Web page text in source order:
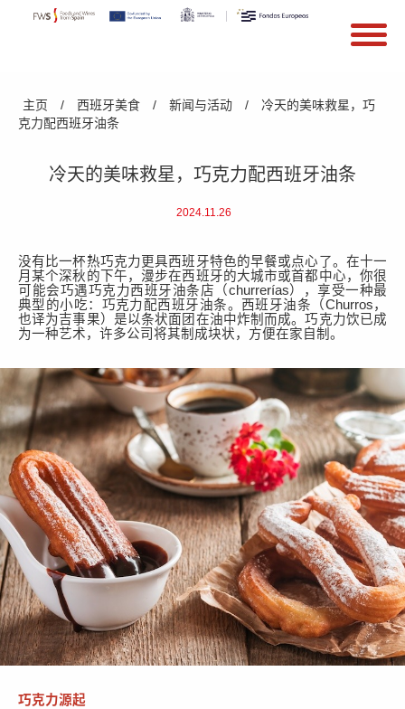
Search form
主页 / 西班牙美食 / 新闻与活动 /
冷天的美味救星，巧
克力配西班牙油条
冷天的美味救星，巧克力配西班牙油条
2024.11.26
没有比一杯热巧克力更具西班牙特色的早餐或点心了。在十一
月某个深秋的下午，漫步在西班牙的大城市或首都中心，你很
可能会巧遇巧克力西班牙油条店（churrerías），享受一种最
典型的小吃：巧克力配西班牙油条。西班牙油条（Churros，
也译为吉事果）是以条状面团在油中炸制而成。巧克力饮已成
为一种艺术，许多公司将其制成块状，方便在家自制。
巧克力源起